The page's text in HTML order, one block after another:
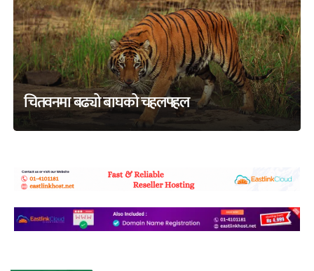
चितवनमा बढ्यो बाघको चहलपहल